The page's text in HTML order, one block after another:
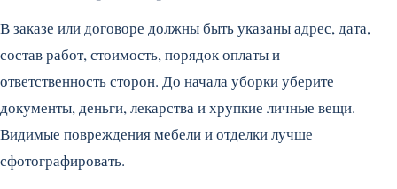
В заказе или договоре должны быть указаны адрес, дата,
состав работ, стоимость, порядок оплаты и
ответственность сторон. До начала уборки уберите
документы, деньги, лекарства и хрупкие личные вещи.
Видимые повреждения мебели и отделки лучше
сфотографировать.